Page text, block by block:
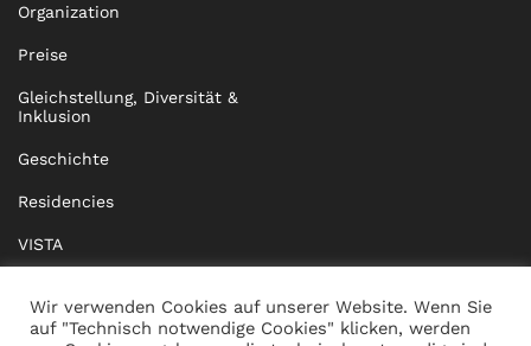
Organization
Preise
Gleichstellung, Diversität &
Inklusion
Geschichte
Residencies
VISTA
BRIDGE Network
Wir verwenden Cookies auf unserer Website. Wenn Sie
auf "Technisch notwendige Cookies" klicken, werden